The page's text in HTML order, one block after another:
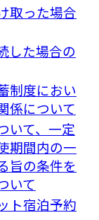
取った場合
した場合の
制度におい
係について
いて、一定
期間内の一
旨の条件を
いて
ト宿泊予約